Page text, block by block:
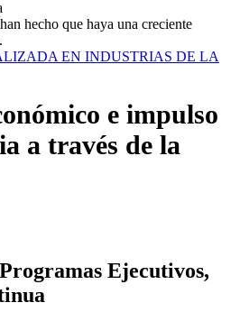
hecho que haya una creciente
EN INDUSTRIAS DE LA
e impulso
a través de la
Ejecutivos,